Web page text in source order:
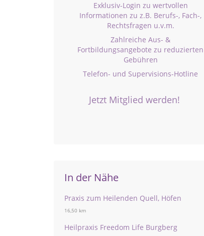
Exklusiv-Login zu wertvollen
Informationen zu z.B. Berufs-, Fach-,
Rechtsfragen u.v.m.
Zahlreiche Aus- &
Fortbildungsangebote zu reduzierten
Gebühren
Telefon- und Supervisions-Hotline
Jetzt Mitglied werden!
In der Nähe
Praxis zum Heilenden Quell, Höfen
16,50 km
Heilpraxis Freedom Life Burgberg